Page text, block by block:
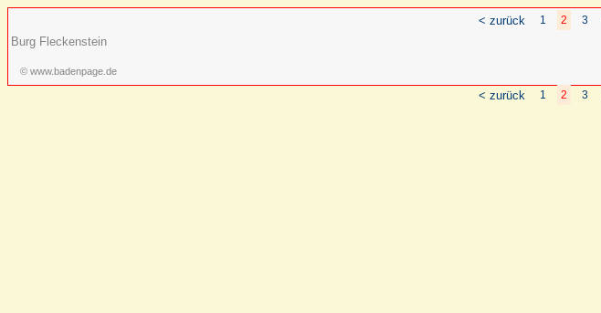
< zurück 1 2 3
Burg Fleckenstein
© www.badenpage.de
< zurück 1 2 3